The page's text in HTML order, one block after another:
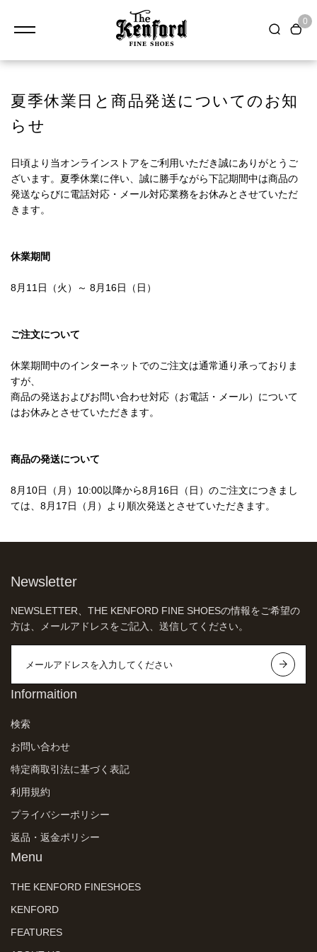
0
夏季休業日と商品発送についてのお知
らせ
日頃より当オンラインストアをご利用いただき誠にありがとうご
ざいます。夏季休業に伴い、誠に勝手ながら下記期間中は商品の
発送ならびに電話対応・メール対応業務をお休みとさせていただ
きます。
休業期間
8月11日（火）～ 8月16日（日）
ご注文について
休業期間中のインターネットでのご注文は通常通り承っておりま
すが、
商品の発送およびお問い合わせ対応（お電話・メール）について
はお休みとさせていただきます。
商品の発送について
8月10日（月）10:00以降から8月16日（日）のご注文につきまし
ては、8月17日（月）より順次発送とさせていただきます。
Newsletter
NEWSLETTER、THE KENFORD FINE SHOESの情報をご希望の
方は、メールアドレスをご記入、送信してください。
Informaition
検索
お問い合わせ
特定商取引法に基づく表記
利用規約
プライバシーポリシー
返品・返金ポリシー
Menu
THE KENFORD FINESHOES
KENFORD
FEATURES